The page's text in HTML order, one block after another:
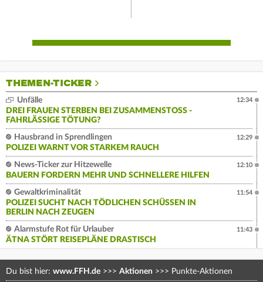
THEMEN-TICKER
Unfälle
DREI FRAUEN STERBEN BEI ZUSAMMENSTOSS - F
AHRLÄSSIGE TÖTUNG?
12:34
Hausbrand in Sprendlingen
POLIZEI WARNT VOR STARKEM RAUCH
12:29
News-Ticker zur Hitzewelle
BAUERN FORDERN MEHR UND SCHNELLERE HILFEN
12:10
Gewaltkriminalität
POLIZEI SUCHT NACH TÖDLICHEN SCHÜSSEN IN
BERLIN NACH ZEUGEN
11:54
Alarmstufe Rot für Urlauber
ÄTNA STÖRT REISEPLÄNE DRASTISCH
11:43
Du bist hier: www.FFH.de >>> Aktionen >>> Punkte-Aktionen